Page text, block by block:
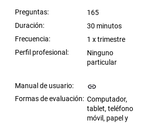
Preguntas:
165
Duración:
30 minutos
Frecuencia:
1 x trimestre
Perfil profesional:
Ninguno
particular
Manual de usuario:
Formas de evaluación: Computador,
tablet, teléfono
móvil, papel y